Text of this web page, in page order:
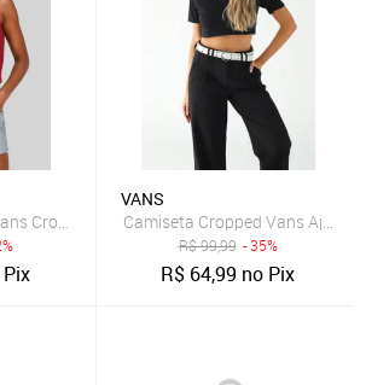
Cropped Retro Fitted Burgundy
VANS
Camiseta Cropped Vans
R$99,99 - 35%
R$ 64,99 no Pix